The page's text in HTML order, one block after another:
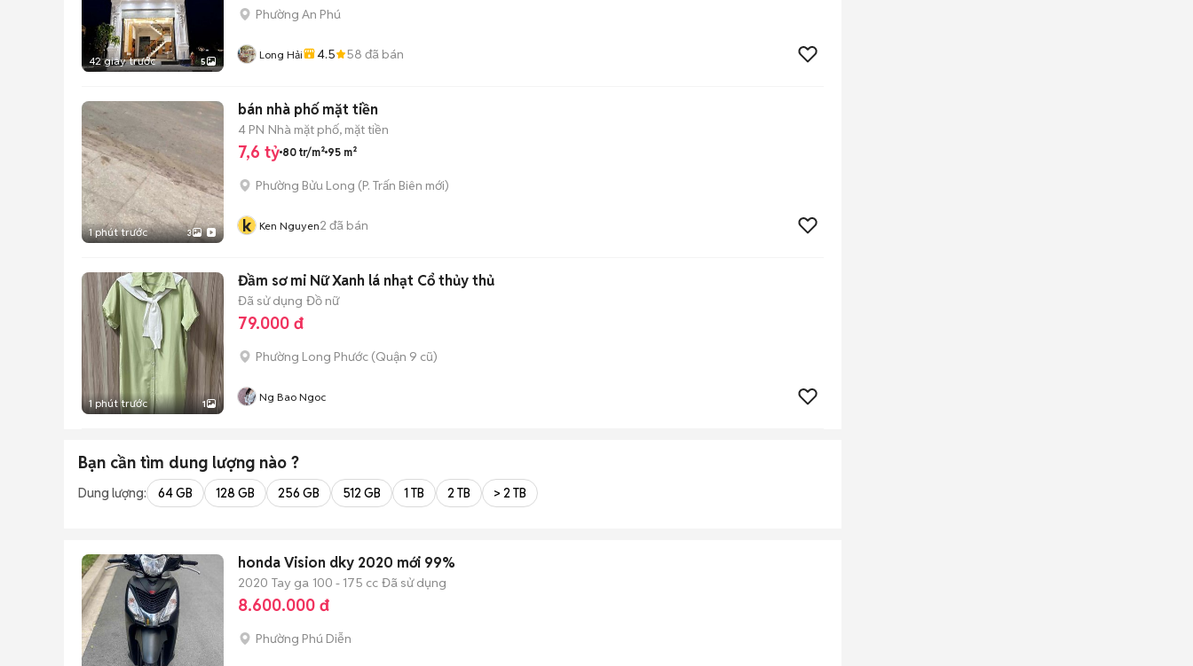
42 giây trước 5
Phường An Phú
Long Hải 4.5 58 đã bán
1 phút trước 3
bán nhà phố mặt tiền
4 PN Nhà mặt phố, mặt tiền
7,6 tỷ 80 tr/m² 95 m²
Phường Bửu Long (P. Trấn Biên mới)
k Ken Nguyen2 đã bán
1 phút trước 1
Đầm sơ mi Nữ Xanh lá nhạt Cổ thủy thủ
Đã sử dụng Đồ nữ
79.000 đ
Phường Long Phước (Quận 9 cũ)
Ng Bao Ngoc
Bạn cần tìm dung lượng nào ?
Dung lượng: 64 GB 128 GB 256 GB 512 GB 1 TB 2 TB > 2 TB
honda Vision dky 2020 mới 99%
2020 Tay ga 100 - 175 cc Đã sử dụng
8.600.000 đ
Phường Phú Diễn